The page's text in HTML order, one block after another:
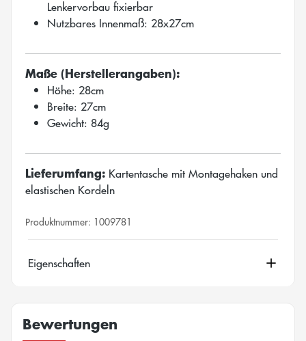
Lenkervorbau fixierbar
Nutzbares Innenmaß: 28x27cm
Maße (Herstellerangaben):
Höhe: 28cm
Breite: 27cm
Gewicht: 84g
Lieferumfang: Kartentasche mit Montagehaken und
elastischen Kordeln
Produktnummer: 1009781
Eigenschaften
Bewertungen